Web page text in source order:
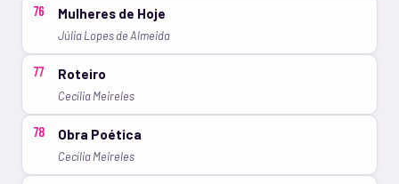
76 Mulheres de Hoje
Júlia Lopes de Almeida
77 Roteiro
Cecília Meireles
78 Obra Poética
Cecília Meireles